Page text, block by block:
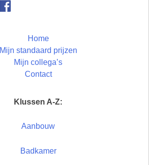
Home
Mijn standaard prijzen
Mijn collega’s
Contact
Klussen A-Z:
Aanbouw
Badkamer